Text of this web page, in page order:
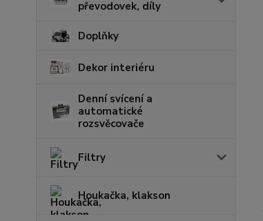
převodovek, díly
Doplňky
Dekor interiéru
Denní svícení a
automatické
rozsvěcovače
Filtry
Houkačka, klakson